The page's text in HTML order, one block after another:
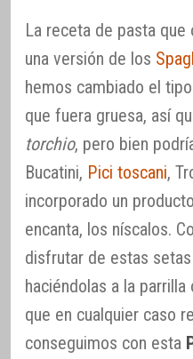
La receta de pasta
una versión de los
hemos cambiado el
que fuera gruesa, así
torchio, pero bien
Bucatini, Pici toscani,
incorporado un
encanta, los níscalos.
disfrutar de estas
haciéndolas a la
que en cualquier caso
conseguimos con esta